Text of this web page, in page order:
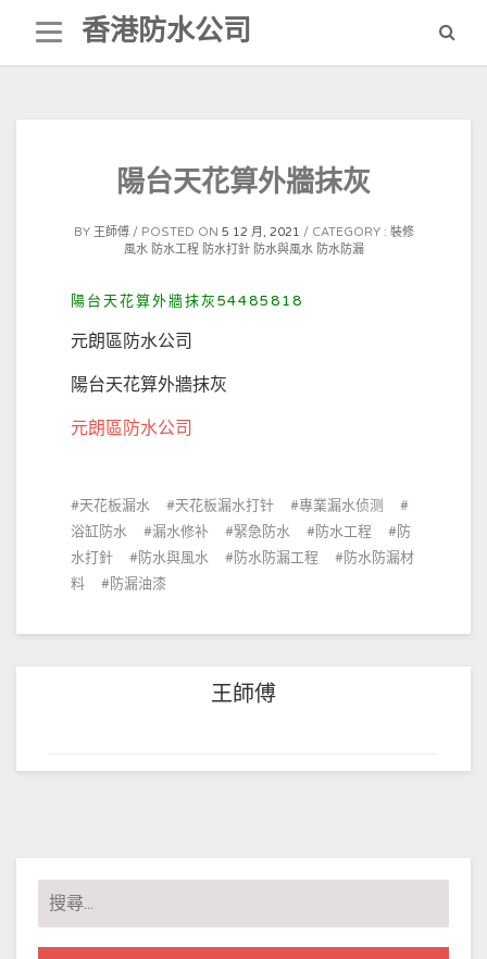
content
香港防水公司
陽台天花算外牆抹灰
BY 王師傅 POSTED ON 5 12 月, 2021 CATEGORY : 裝修
風水 防水工程 防水打針 防水與風水 防水防漏
陽台天花算外牆抹灰54485818
元朗區防水公司
陽台天花算外牆抹灰
元朗區防水公司
天花板漏水 天花板漏水打针
專業漏水侦测
浴缸防水
漏水修补 緊急防水 防水工程
防
水打針
防水與風水 防水防漏工程
防水防漏材
料
防漏油漆
王師傅
搜
尋
關